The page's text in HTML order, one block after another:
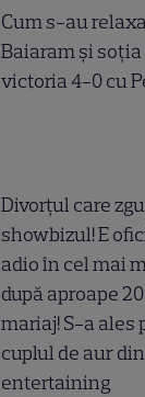
Cum s-au
Baiaram și
victoria 4-0 cu
Divorțul care
showbizul! E
adio în cel mai
după aproape
mariaj! S-a ales
cuplul de aur
entertaining